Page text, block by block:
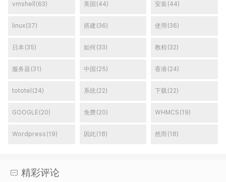
vmshell(63) 美国(44) 安装(44)
linux(37) 搭建(36) 使用(36)
日本(35) 如何(33) 教程(32)
服务器(31) 中国(25) 香港(24)
tototel(24) 系统(22) 下载(22)
GOOGLE(20) 免费(20) WHMCS(19)
Wordpress(19) 因此(18) 然而(18)
精彩评论